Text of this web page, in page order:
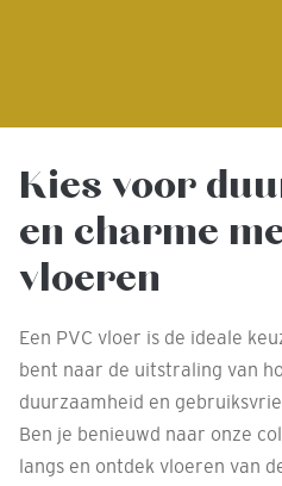
Kies voor
en charme
vloeren
Een PVC vloer is de ideale
bent naar de uitstraling van
duurzaamheid en
Ben je benieuwd naar onze
langs en ontdek vloeren van